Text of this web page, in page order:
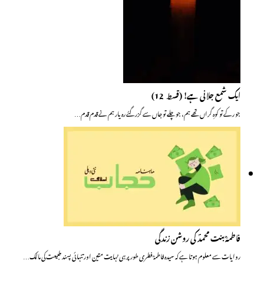
ایک شمع جلانی ہے! (قسط ــ 12)
جو رکے تو کوہِ گراں تھے ہم، جو چلے تو جاں سے گزر گئے رہ یار ہم نے قدم قدم…
فاطمہؓ بنت محمدؐ کی روشن زندگی
روایات سے معلوم ہوتا ہے کہ سیدہ فاطمہؓ فطری طور پر ہی نہایت متین اور تنہائی پسند طبیعت کی مالک…